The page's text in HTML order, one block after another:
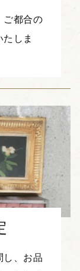
ご都合の
しま
し、お品